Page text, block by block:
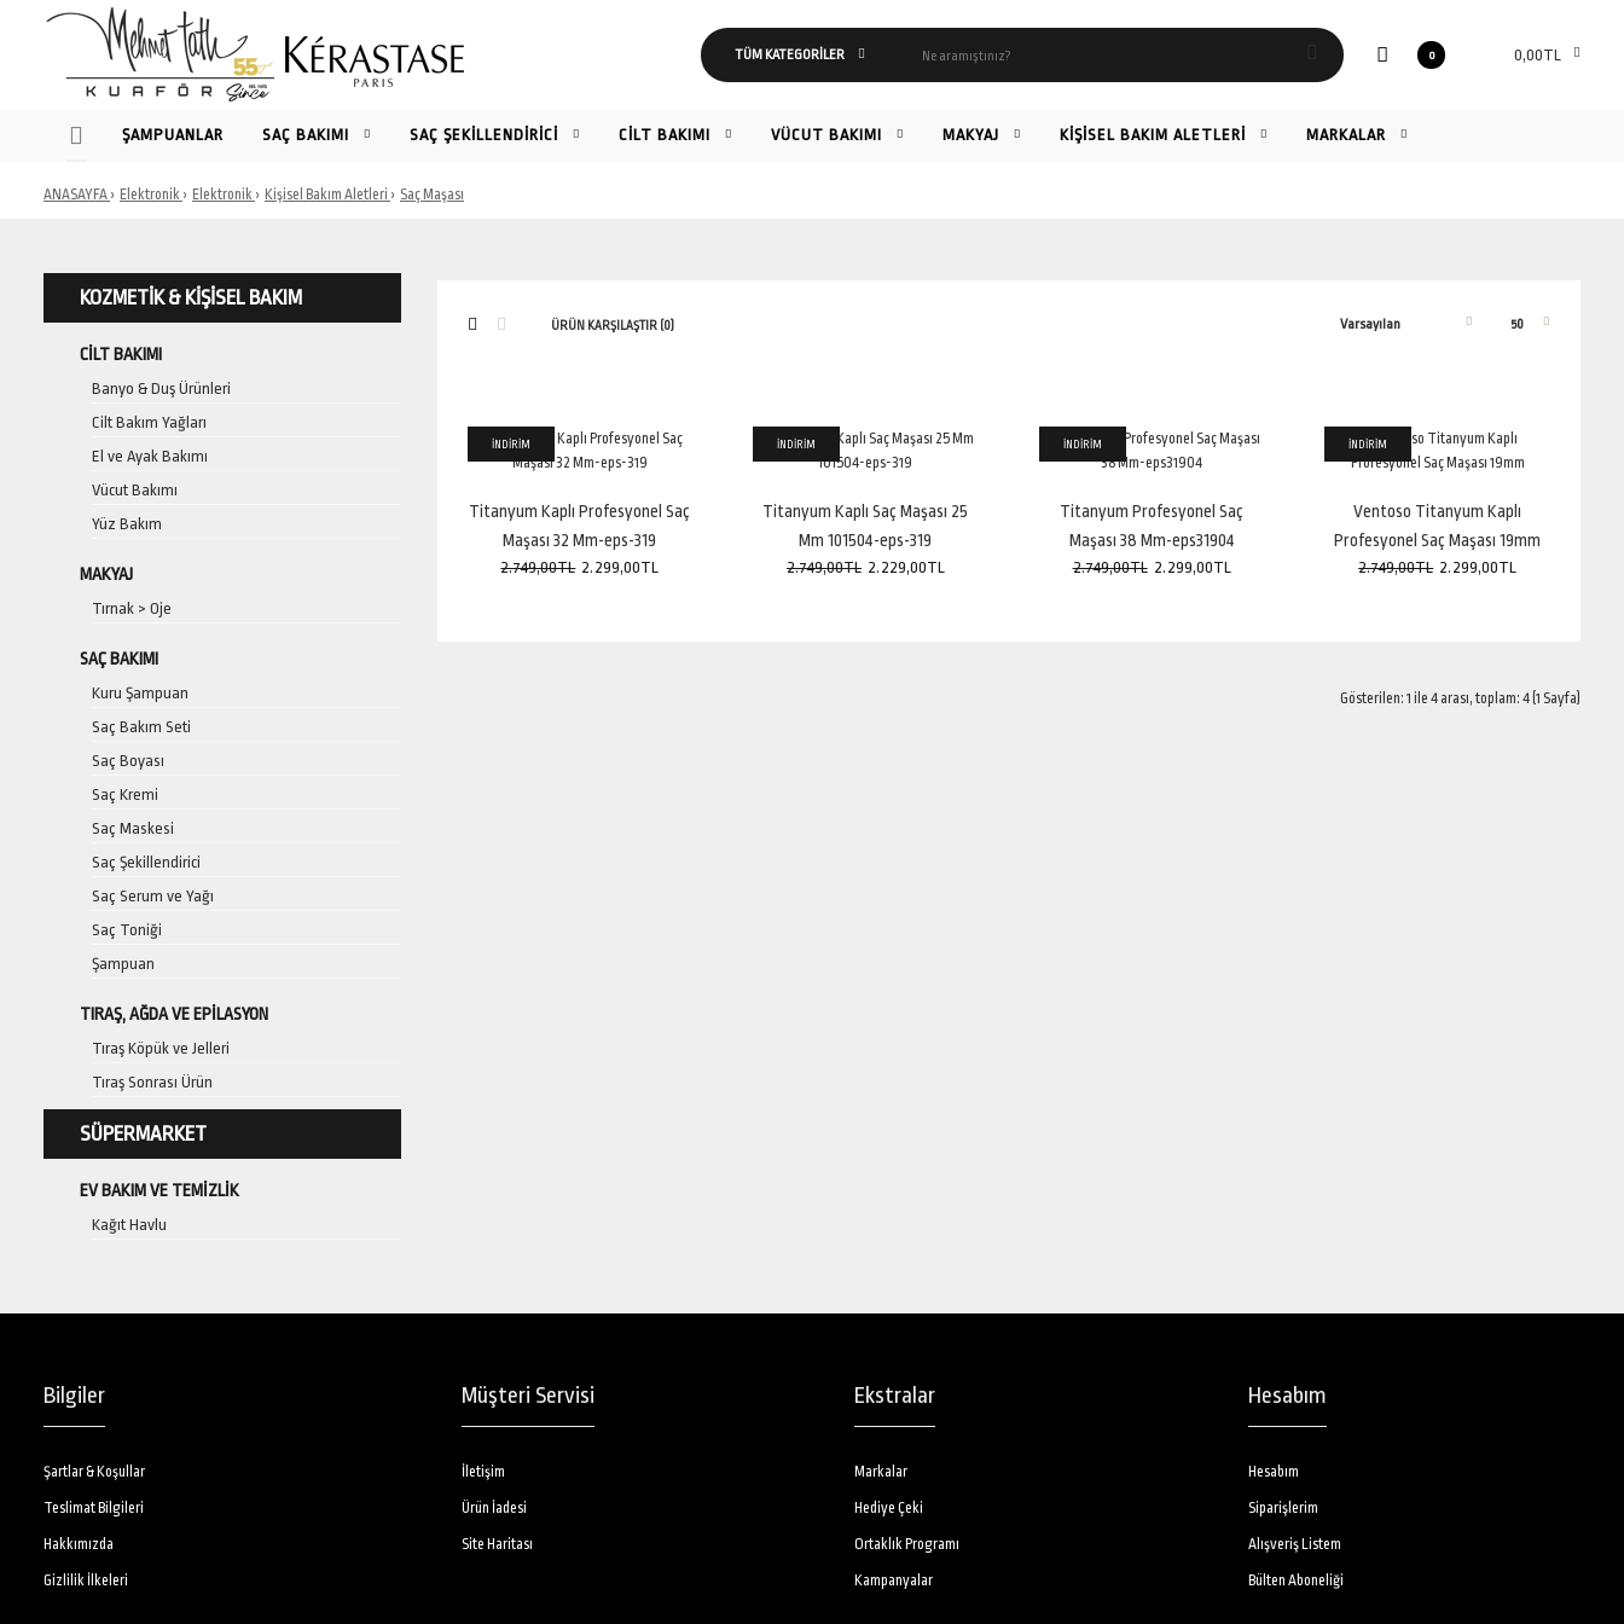
0 0,00TL
ŞAMPUANLAR SAÇ BAKIMI SAÇ ŞEKİLLENDİRİCİ CİLT BAKIMI VÜCUT BAKIMI MAKYAJ KİŞİSEL BAKIM ALETLERİ MARKALAR
ANASAYFA Elektronik Elektronik Kişisel Bakım Aletleri Saç Maşası
KOZMETIK & KIŞISEL BAKIM
CILT BAKIMI
Banyo & Duş Ürünleri
Cilt Bakım Yağları
El ve Ayak Bakımı
Vücut Bakımı
Yüz Bakım
MAKYAJ
Tırnak > Oje
SAÇ BAKIMI
Kuru Şampuan
Saç Bakım Seti
Saç Boyası
Saç Kremi
Saç Maskesi
Saç Şekillendirici
Saç Serum ve Yağı
Saç Toniği
Şampuan
TIRAŞ, AĞDA VE EPILASYON
Tıraş Köpük ve Jelleri
Tıraş Sonrası Ürün
SÜPERMARKET
EV BAKIM VE TEMIZLIK
Kağıt Havlu
ÜRÜN KARŞILAŞTIR (0)
Titanyum Kaplı Profesyonel Saç
2.749,00TL 2.299,00TL
Ürün Özellikleri Titanyum farkıyla muhteşem dalgalı saçlar; 2,7 metre
2.749,00TL 2.299,00TL
İNDİRİM
Titanyum Kaplı Profesyonel Saç
Maşası 32 Mm-eps-319
2.749,00TL 2.299,00TL
İNDİRİM
Titanyum Kaplı Saç Maşası 25
Mm 101504-eps-319
2.749,00TL 2.229,00TL
İNDİRİM
Titanyum Profesyonel Saç
Maşası 38 Mm-eps31904
2.749,00TL 2.299,00TL
İNDİRİM
Ventoso Titanyum Kaplı
Profesyonel Saç Maşası 19mm
2.749,00TL 2.299,00TL
Gösterilen: 1 ile 4 arası, toplam: 4 (1 Sayfa)
Bilgiler
Şartlar & Koşullar
Teslimat Bilgileri
Hakkımızda
Gizlilik İlkeleri
Müşteri Servisi
İletişim
Ürün İadesi
Site Haritası
Ekstralar
Markalar
Hediye Çeki
Ortaklık Programı
Kampanyalar
Hesabım
Hesabım
Siparişlerim
Alışveriş Listem
Bülten Aboneliği